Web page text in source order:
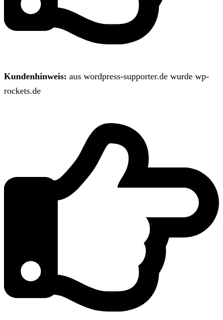
Kundenhinweis: aus wordpress-supporter.de wurde wp-
rockets.de